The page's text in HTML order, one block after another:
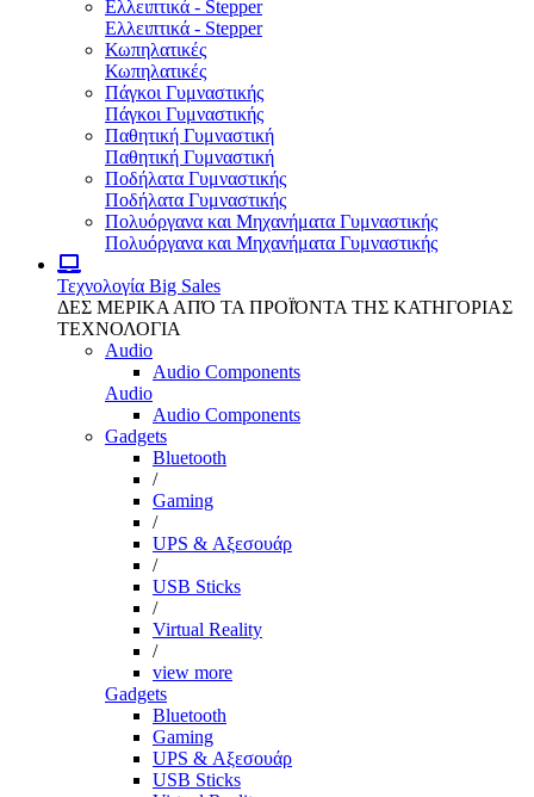
Ελλειπτικά - Stepper
Ελλειπτικά - Stepper
Κωπηλατικές
Κωπηλατικές
Πάγκοι Γυμναστικής
Πάγκοι Γυμναστικής
Παθητική Γυμναστική
Παθητική Γυμναστική
Ποδήλατα Γυμναστικής
Ποδήλατα Γυμναστικής
Πολυόργανα και Μηχανήματα Γυμναστικής
Πολυόργανα και Μηχανήματα Γυμναστικής
Τεχνολογία Big Sales
ΔΕΣ ΜΕΡΙΚΑ ΑΠΌ ΤΑ ΠΡΟΪΌΝΤΑ ΤΗΣ ΚΑΤΗΓΟΡΙΑΣ
ΤΕΧΝΟΛΟΓΙΑ
Audio
Audio Components
Audio
Audio Components
Gadgets
Bluetooth
/
Gaming
/
UPS & Αξεσουάρ
/
USB Sticks
/
Virtual Reality
/
view more
Gadgets
Bluetooth
Gaming
UPS & Αξεσουάρ
USB Sticks